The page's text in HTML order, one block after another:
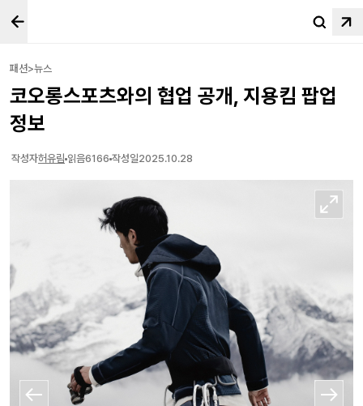
패션>뉴스
코오롱스포츠와의 협업 공개, 지용킴 팝업
정보
작성자허유림 읽음6166 작성일2025.10.28